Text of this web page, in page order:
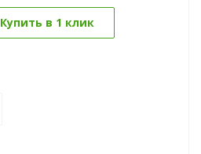
Купить в 1 клик